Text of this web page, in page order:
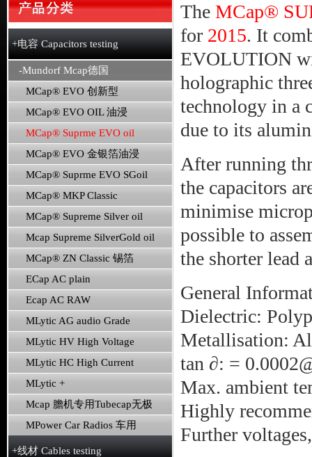
+电容 Capacitors testing
-Mundorf Mcap德国
MCap® EVO 创新型
MCap® EVO OIL 油浸
MCap® Suprme EVO oil
MCap® EVO 金银箔油浸
MCap® Suprme EVO SGoil
MCap® MKP Classic
MCap® Supreme Silver oil
Mcap Supreme SilverGold oil
MCap® ZN Classic 锡箔
ECap AC plain
Ecap AC RAW
MLytic AG audio Grade
MLytic HV High Voltage
MLytic HC High Current
MLytic +
Mcap 膽机专用Tubecap无极
MPower Car Radios 车用
+线材 Cables testing
The MCap®
for 2015. It
EVOLUTION
holographic
technology in a
due to its
After running
the capacitors
minimise
possible to
the shorter lead
General
Dielectric:
Metallisation:
tan ∂: =
Max. ambient
Highly
Further